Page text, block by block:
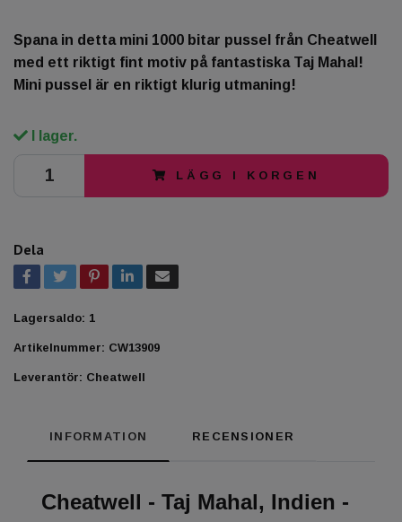
Spana in detta mini 1000 bitar pussel från Cheatwell
med ett riktigt fint motiv på fantastiska Taj Mahal!
Mini pussel är en riktigt klurig utmaning!
I lager.
LÄGG I KORGEN
Dela
Lagersaldo: 1
Artikelnummer: CW13909
Leverantör: Cheatwell
INFORMATION RECENSIONER
Cheatwell - Taj Mahal, Indien -